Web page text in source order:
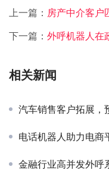
上一篇： 房产中介客户
下一篇： 外呼机器人在
相关新闻
汽车销售客户拓展，
电话机器人助力电商
金融行业高并发外呼